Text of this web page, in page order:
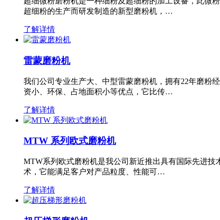
超细粉的生产而研发制造的新型磨粉机，…
了解详情
雷蒙磨粉机
我们公司专业生产大、中型雷蒙磨粉机，拥有22年磨粉
资小、环保、占地面积小等优点，它比传…
了解详情
MTW 系列欧式磨粉机
MTW系列欧式磨粉机是我公司新近推出具有国际先进
术，它能满足客户对产品粒度、性能可…
了解详情